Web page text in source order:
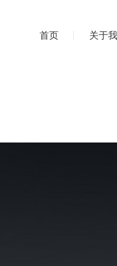
首页 关于